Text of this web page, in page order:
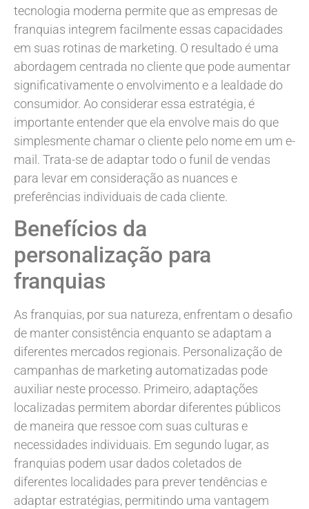
tecnologia moderna permite que as empresas de
franquias integrem facilmente essas capacidades
em suas rotinas de marketing. O resultado é uma
abordagem centrada no cliente que pode aumentar
significativamente o envolvimento e a lealdade do
consumidor. Ao considerar essa estratégia, é
importante entender que ela envolve mais do que
simplesmente chamar o cliente pelo nome em um e-
mail. Trata-se de adaptar todo o funil de vendas
para levar em consideração as nuances e
preferências individuais de cada cliente.
Benefícios da
personalização para
franquias
As franquias, por sua natureza, enfrentam o desafio
de manter consistência enquanto se adaptam a
diferentes mercados regionais. Personalização de
campanhas de marketing automatizadas pode
auxiliar neste processo. Primeiro, adaptações
localizadas permitem abordar diferentes públicos
de maneira que ressoe com suas culturas e
necessidades individuais. Em segundo lugar, as
franquias podem usar dados coletados de
diferentes localidades para prever tendências e
adaptar estratégias, permitindo uma vantagem